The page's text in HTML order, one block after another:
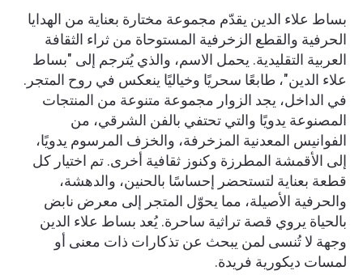
بساط علاء الدين يقدّم مجموعة مختارة بعناية من الهدايا
الحرفية والقطع الزخرفية المستوحاة من ثراء الثقافة
العربية التقليدية. يحمل الاسم، والذي يُترجم إلى "بساط
علاء الدين"، طابعًا سحريًا وخياليًا ينعكس في روح المتجر.
في الداخل، يجد الزوار مجموعة متنوعة من المنتجات
المصنوعة يدويًا والتي تحتفي بالفن الشرقي، من
الفوانيس المعدنية المزخرفة، والخزف المرسوم يدويًا،
إلى الأقمشة المطرزة وكنوز ثقافية أخرى. تم اختيار كل
قطعة بعناية لتستحضر إحساسًا بالحنين، والدهشة،
والحرفية الأصيلة، مما يحوّل المتجر إلى معرض نابض
بالحياة يروي قصة تراثية ساحرة. يُعد بساط علاء الدين
وجهة لا تُنسى لمن يبحث عن تذكارات ذات معنى أو
لمسات ديكورية فريدة.